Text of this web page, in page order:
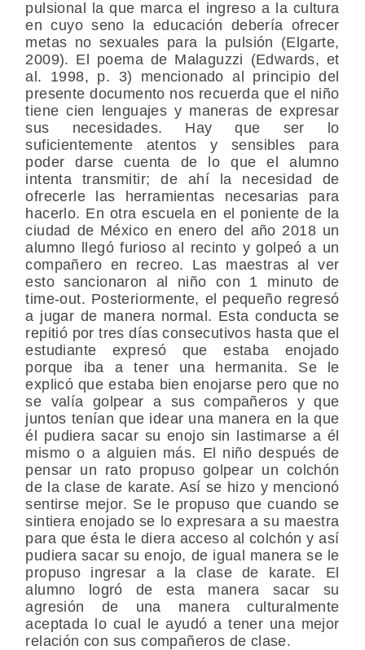
pulsional la que marca el ingreso a la cultura
en cuyo seno la educación debería ofrecer
metas no sexuales para la pulsión (Elgarte,
2009). El poema de Malaguzzi (Edwards, et
al. 1998, p. 3) mencionado al principio del
presente documento nos recuerda que el niño
tiene cien lenguajes y maneras de expresar
sus necesidades. Hay que ser lo
suficientemente atentos y sensibles para
poder darse cuenta de lo que el alumno
intenta transmitir; de ahí la necesidad de
ofrecerle las herramientas necesarias para
hacerlo. En otra escuela en el poniente de la
ciudad de México en enero del año 2018 un
alumno llegó furioso al recinto y golpeó a un
compañero en recreo. Las maestras al ver
esto sancionaron al niño con 1 minuto de
time-out. Posteriormente, el pequeño regresó
a jugar de manera normal. Esta conducta se
repitió por tres días consecutivos hasta que el
estudiante expresó que estaba enojado
porque iba a tener una hermanita. Se le
explicó que estaba bien enojarse pero que no
se valía golpear a sus compañeros y que
juntos tenían que idear una manera en la que
él pudiera sacar su enojo sin lastimarse a él
mismo o a alguien más. El niño después de
pensar un rato propuso golpear un colchón
de la clase de karate. Así se hizo y mencionó
sentirse mejor. Se le propuso que cuando se
sintiera enojado se lo expresara a su maestra
para que ésta le diera acceso al colchón y así
pudiera sacar su enojo, de igual manera se le
propuso ingresar a la clase de karate. El
alumno logró de esta manera sacar su
agresión de una manera culturalmente
aceptada lo cual le ayudó a tener una mejor
relación con sus compañeros de clase.